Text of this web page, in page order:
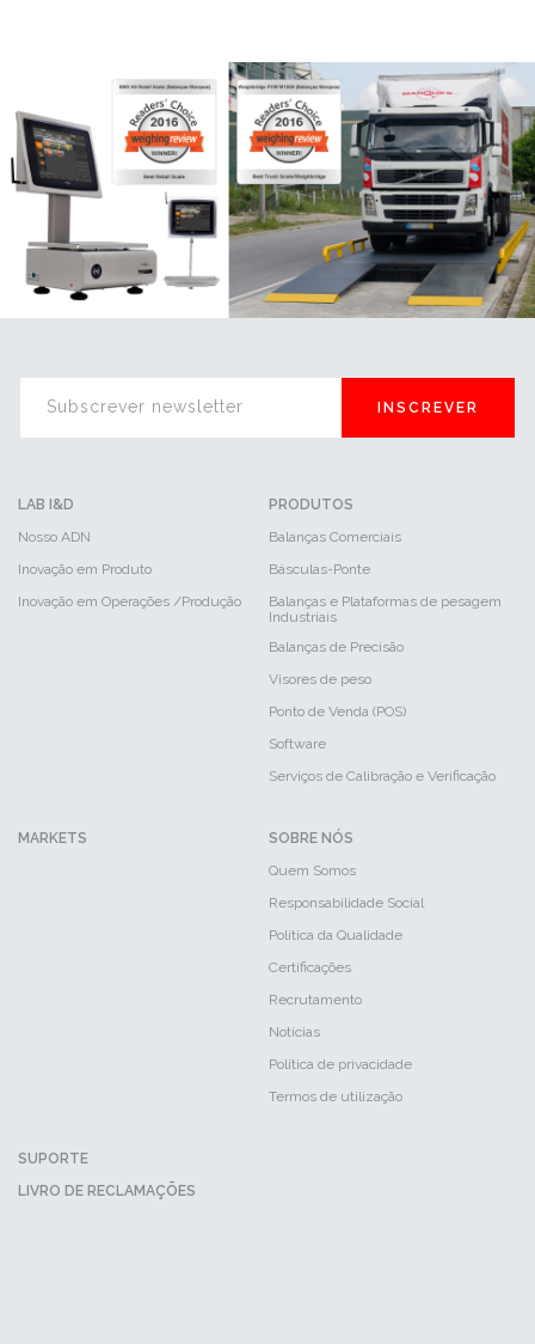
INSCREVER
LAB I&D
Nosso ADN
Inovação em Produto
Inovação em Operações /Produção
PRODUTOS
Balanças Comerciais
Básculas-Ponte
Balanças e Plataformas de pesagem
Industriais
Balanças de Precisão
Visores de peso
Ponto de Venda (POS)
Software
Serviços de Calibração e Verificação
MARKETS
SOBRE NÓS
Quem Somos
Responsabilidade Social
Política da Qualidade
Certificações
Recrutamento
Notícias
Política de privacidade
Termos de utilização
SUPORTE
LIVRO DE RECLAMAÇÕES